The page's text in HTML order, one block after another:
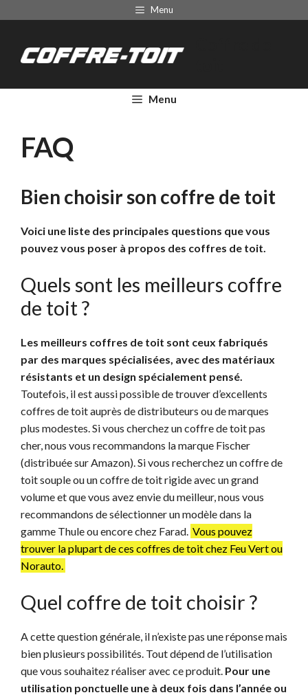
Menu
Menu
FAQ
Bien choisir son coffre de toit
Voici une liste des principales questions que vous
pouvez vous poser à propos des coffres de toit.
Quels sont les meilleurs coffre
de toit ?
Les meilleurs coffres de toit sont ceux fabriqués
par des marques spécialisées, avec des matériaux
résistants et un design spécialement pensé.
Toutefois, il est aussi possible de trouver d’excellents
coffres de toit auprès de distributeurs ou de marques
plus modestes. Si vous cherchez un coffre de toit pas
cher, nous vous recommandons la marque Fischer
(distribuée sur Amazon). Si vous recherchez un coffre de
toit souple ou un coffre de toit rigide avec un grand
volume et que vous avez envie du meilleur, nous vous
recommandons de sélectionner un modèle dans la
gamme Thule ou encore chez Farad. Vous pouvez
trouver la plupart de ces coffres de toit chez Feu Vert ou
Norauto.
Quel coffre de toit choisir ?
A cette question générale, il n’existe pas une réponse mais
bien plusieurs possibilités. Tout dépend de l’utilisation
que vous souhaitez réaliser avec ce produit. Pour une
utilisation ponctuelle une à deux fois dans l’année ou